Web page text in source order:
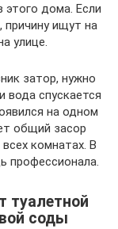
дома. Если
причину ищут на
улице.
затор, нужно
вода спускается
на одном
общий засор
комнатах. В
профессионала.
туалетной
соды